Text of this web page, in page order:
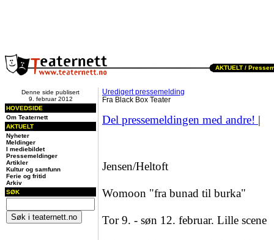
AKTUELT /
Denne side publisert
9. februar 2012
HOVEDSIDE
Om Teaternett
AKTUELT
Nyheter
Meldinger
I mediebildet
Pressemeldinger
Artikler
Kultur og samfunn
Ferie og fritid
Arkiv
SØK
Uredigert pressemelding
Fra Black Box Teater
Del pressemeldingen med andre! |
Jensen/Heltoft
Womoon "fra bunad til burka"
Tor 9. - søn 12. februar. Lille scene